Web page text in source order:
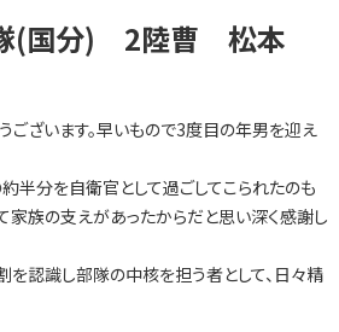
(国分) 2陸曹 松本
ございます。早いもので3度目の年男を迎え
半分を自衛官として過ごしてこられたのも
家族の支えがあったからだと思い深く感謝し
認識し部隊の中核を担う者として、日々精